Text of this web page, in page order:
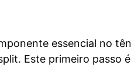
essencial no
Este primeiro passo é